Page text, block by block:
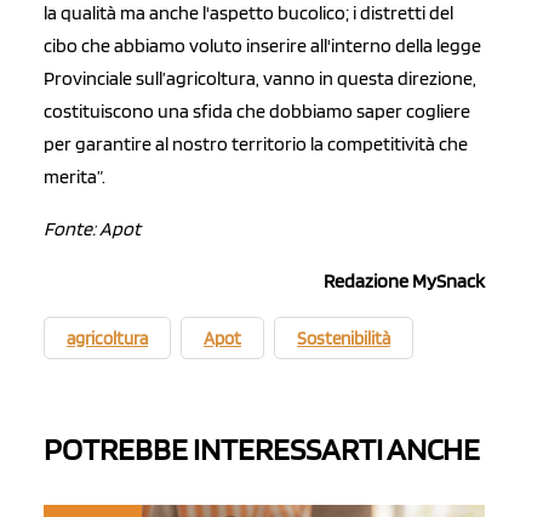
la qualità ma anche l'aspetto bucolico; i distretti del
cibo che abbiamo voluto inserire all'interno della legge
Provinciale sull’agricoltura, vanno in questa direzione,
costituiscono una sfida che dobbiamo saper cogliere
per garantire al nostro territorio la competitività che
merita”.
Fonte: Apot
Redazione MySnack
agricoltura Apot Sostenibilità
POTREBBE INTERESSARTI ANCHE